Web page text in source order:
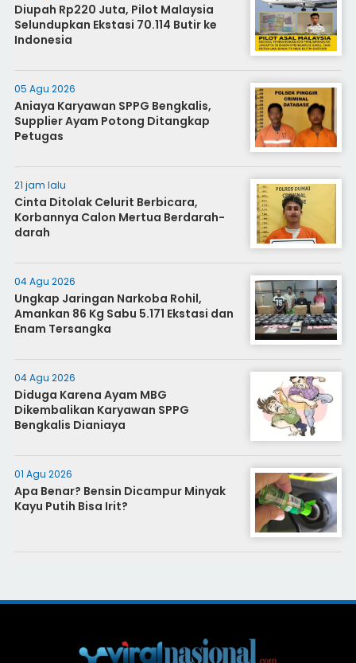
Diupah Rp220 Juta, Pilot Malaysia
Selundupkan Ekstasi 70.114 Butir ke
Indonesia
05 Agu 2026
Aniaya Karyawan SPPG Bengkalis,
Supplier Ayam Potong Ditangkap
Petugas
21 jam lalu
Cinta Ditolak Celurit Berbicara,
Korbannya Calon Mertua Berdarah-
darah
04 Agu 2026
Ungkap Jaringan Narkoba Rohil,
Amankan 86 Kg Sabu 5.171 Ekstasi dan
Enam Tersangka
04 Agu 2026
Diduga Karena Ayam MBG
Dikembalikan Karyawan SPPG
Bengkalis Dianiaya
01 Agu 2026
Apa Benar? Bensin Dicampur Minyak
Kayu Putih Bisa Irit?